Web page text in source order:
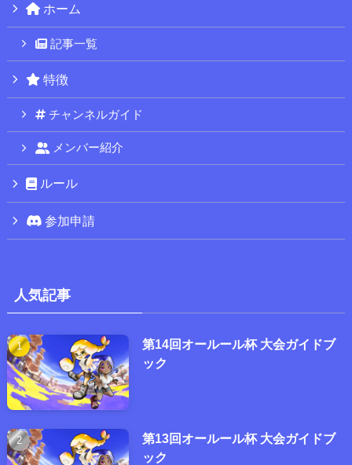
ホーム
記事一覧
特徴
チャンネルガイド
メンバー紹介
ルール
参加申請
人気記事
第14回オールール杯 大会ガイドブ
ック
第13回オールール杯 大会ガイドブ
ック